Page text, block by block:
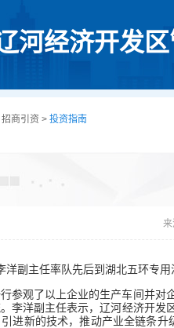
河经济开发
招商引资 > 投资指南
来
洋副主任率队先后到湖北五环专
参观了以上企业的生产车间并对
李洋副主任表示，辽河经济开
进新的技术，推动产业全链条